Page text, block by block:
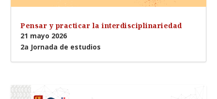
Pensar y practicar la interdisciplinariedad
21 mayo 2026
2a Jornada de estudios